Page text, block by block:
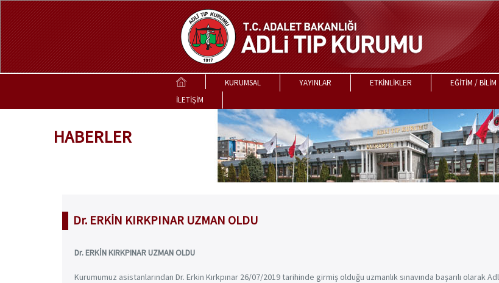
KURUMSAL YAYINLAR ETKİNLİKLER EĞİTİM / BİLİM
İLETİŞİM
HABERLER
Dr. ERKİN KIRKPINAR UZMAN OLDU
Dr. ERKİN KIRKPINAR UZMAN OLDU
Kurumumuz asistanlarından Dr. Erkin Kırkpınar 26/07/2019 tarihinde girmiş olduğu uzmanlık sınavında başarılı olarak